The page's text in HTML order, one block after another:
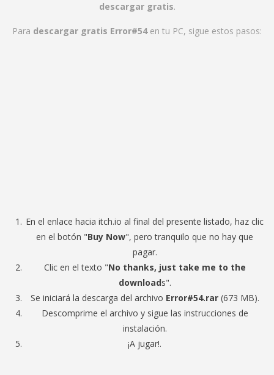
descargar gratis.
Para descargar gratis Error#54en tu PC, sigue estos pasos:
En el enlace hacia itch.io al final del presente listado, haz clic
en el botón "Buy Now", pero tranquilo que no hay que
pagar.
Clic en el texto "No thanks, just take me to the
downloads".
Se iniciará la descarga del archivo Error#54.rar (673 MB).
Descomprime el archivo y sigue las instrucciones de
instalación.
¡A jugar!.